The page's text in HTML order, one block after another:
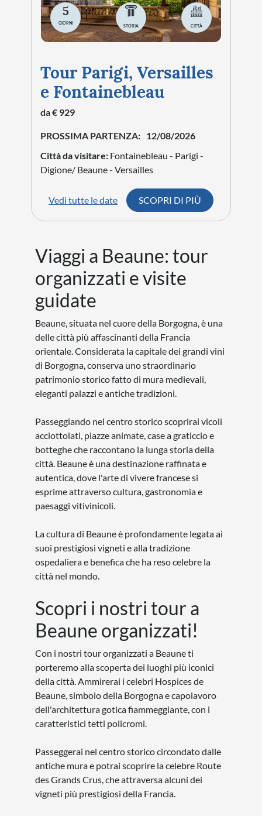
5
GIORNI
STORIA CITTÀ
Tour Parigi, Versailles
e Fontainebleau
da € 929
PROSSIMA PARTENZA: 12/08/2026
Città da visitare: Fontainebleau - Parigi -
Digione/ Beaune - Versailles
Vedi tutte le date SCOPRI DI PIÙ
Viaggi a Beaune: tour
organizzati e visite
guidate
Beaune, situata nel cuore della Borgogna, è una
delle città più affascinanti della Francia
orientale. Considerata la capitale dei grandi vini
di Borgogna, conserva uno straordinario
patrimonio storico fatto di mura medievali,
eleganti palazzi e antiche tradizioni.
Passeggiando nel centro storico scoprirai vicoli
acciottolati, piazze animate, case a graticcio e
botteghe che raccontano la lunga storia della
città. Beaune è una destinazione raffinata e
autentica, dove l'arte di vivere francese si
esprime attraverso cultura, gastronomia e
paesaggi vitivinicoli.
La cultura di Beaune è profondamente legata ai
suoi prestigiosi vigneti e alla tradizione
ospedaliera e benefica che ha reso celebre la
città nel mondo.
Scopri i nostri tour a
Beaune organizzati!
Con i nostri tour organizzati a Beaune ti
porteremo alla scoperta dei luoghi più iconici
della città. Ammirerai i celebri Hospices de
Beaune, simbolo della Borgogna e capolavoro
dell'architettura gotica fiammeggiante, con i
caratteristici tetti policromi.
Passeggerai nel centro storico circondato dalle
antiche mura e potrai scoprire la celebre Route
des Grands Crus, che attraversa alcuni dei
vigneti più prestigiosi della Francia.